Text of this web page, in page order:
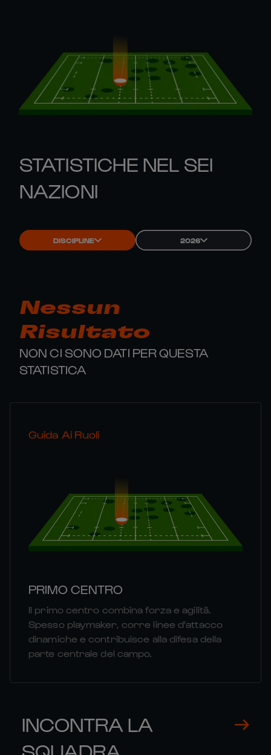
STATISTICHE NEL SEI
NAZIONI
DISCIPLINE 2026
Nessun
Risultato
NON CI SONO DATI PER QUESTA
STATISTICA
Guida Ai Ruoli
PRIMO CENTRO
Il primo centro combina forza e agilità.
Spesso playmaker, corre linee d'attacco
dinamiche e contribuisce alla difesa della
parte centrale del campo.
INCONTRA LA